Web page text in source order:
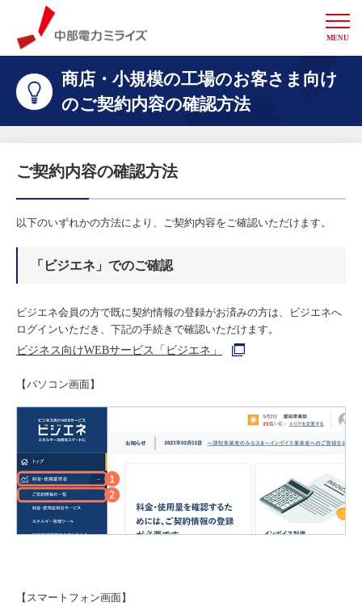
中部電力ミライズ
MENU
商店・小規模の工場のお客さま向け
のご契約内容の確認方法
ご契約内容の確認方法
以下のいずれかの方法により、ご契約内容をご確認いただけます。
「ビジエネ」でのご確認
ビジエネ会員の方で既に契約情報の登録がお済みの方は、ビジエネへ
ログインいただき、下記の手続きで確認いただけます。
ビジネス向けWEBサービス「ビジエネ」
【パソコン画面】
【スマートフォン画面】